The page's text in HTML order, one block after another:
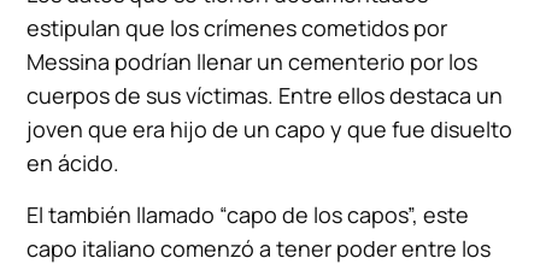
estipulan que los crímenes cometidos por
Messina podrían llenar un cementerio por los
cuerpos de sus víctimas. Entre ellos destaca un
joven que era hijo de un capo y que fue disuelto
en ácido.
El también llamado “capo de los capos”, este
capo italiano comenzó a tener poder entre los